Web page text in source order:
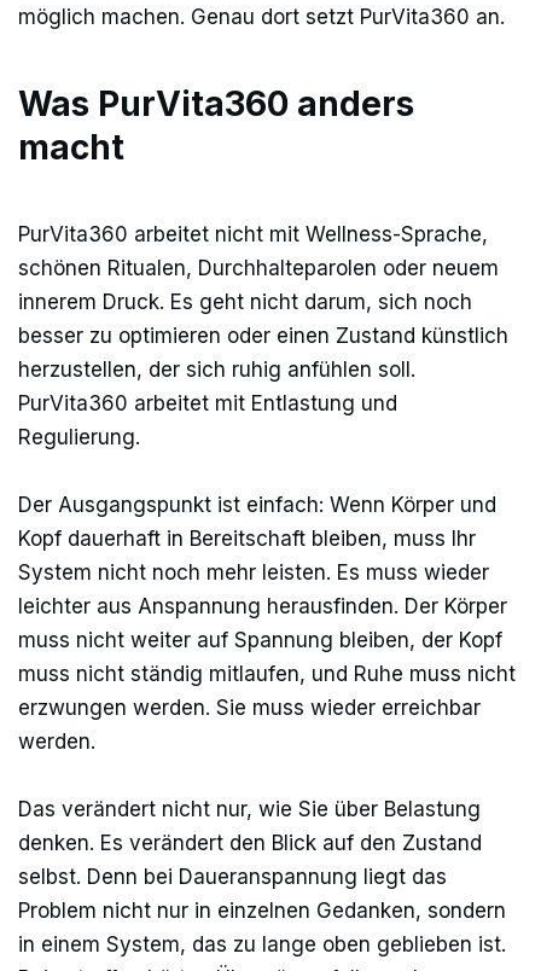
möglich machen. Genau dort setzt PurVita360 an.
Was PurVita360 anders
macht
PurVita360 arbeitet nicht mit Wellness-Sprache,
schönen Ritualen, Durchhalteparolen oder neuem
innerem Druck. Es geht nicht darum, sich noch
besser zu optimieren oder einen Zustand künstlich
herzustellen, der sich ruhig anfühlen soll.
PurVita360 arbeitet mit Entlastung und
Regulierung.
Der Ausgangspunkt ist einfach: Wenn Körper und
Kopf dauerhaft in Bereitschaft bleiben, muss Ihr
System nicht noch mehr leisten. Es muss wieder
leichter aus Anspannung herausfinden. Der Körper
muss nicht weiter auf Spannung bleiben, der Kopf
muss nicht ständig mitlaufen, und Ruhe muss nicht
erzwungen werden. Sie muss wieder erreichbar
werden.
Das verändert nicht nur, wie Sie über Belastung
denken. Es verändert den Blick auf den Zustand
selbst. Denn bei Daueranspannung liegt das
Problem nicht nur in einzelnen Gedanken, sondern
in einem System, das zu lange oben geblieben ist.